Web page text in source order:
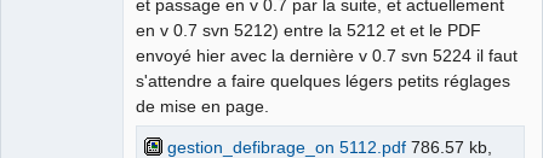
et passage en v 0.7 par la suite, et actuellement
en v 0.7 svn 5212) entre la 5212 et et le PDF
envoyé hier avec la dernière v 0.7 svn 5224 il faut
s'attendre a faire quelques légers petits réglages
de mise en page.
gestion_defibrage_on 5112.pdf 786.57 kb,